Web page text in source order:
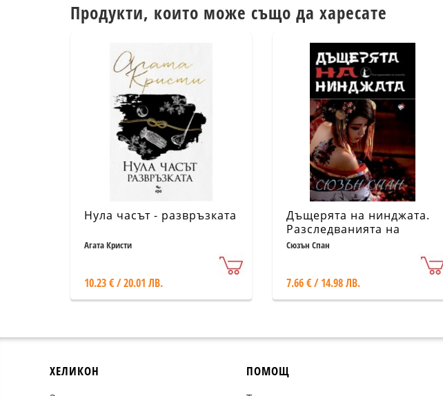
Продукти, които може също да харесате
Нула часът - развръзката
Агата Кристи
10.23 € / 20.01 ЛВ.
Дъщерята на нинджата.
Разследванията на
шиноби
Сюзън Спан
7.66 € / 14.98 ЛВ.
ХЕЛИКОН ПОМОЩ